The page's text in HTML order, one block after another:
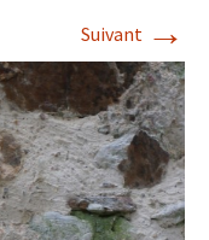
Suivant →